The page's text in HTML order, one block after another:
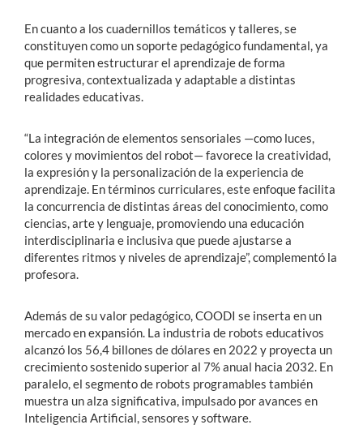
En cuanto a los cuadernillos temáticos y talleres, se
constituyen como un soporte pedagógico fundamental, ya
que permiten estructurar el aprendizaje de forma
progresiva, contextualizada y adaptable a distintas
realidades educativas.
“La integración de elementos sensoriales —como luces,
colores y movimientos del robot— favorece la creatividad,
la expresión y la personalización de la experiencia de
aprendizaje. En términos curriculares, este enfoque facilita
la concurrencia de distintas áreas del conocimiento, como
ciencias, arte y lenguaje, promoviendo una educación
interdisciplinaria e inclusiva que puede ajustarse a
diferentes ritmos y niveles de aprendizaje”, complementó la
profesora.
Además de su valor pedagógico, COODI se inserta en un
mercado en expansión. La industria de robots educativos
alcanzó los 56,4 billones de dólares en 2022 y proyecta un
crecimiento sostenido superior al 7% anual hacia 2032. En
paralelo, el segmento de robots programables también
muestra un alza significativa, impulsado por avances en
Inteligencia Artificial, sensores y software.